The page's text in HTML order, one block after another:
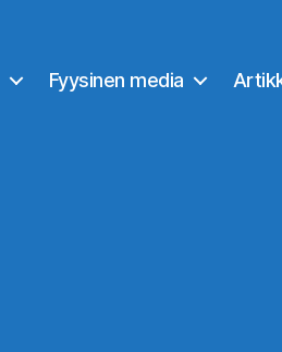
Fyysinen media